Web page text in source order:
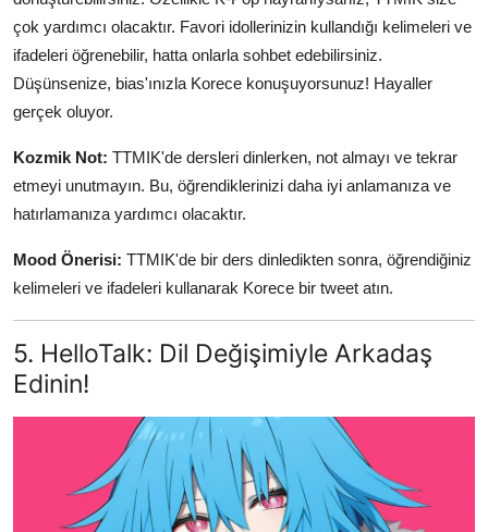
çok yardımcı olacaktır. Favori idollerinizin kullandığı kelimeleri ve
ifadeleri öğrenebilir, hatta onlarla sohbet edebilirsiniz.
Düşünsenize, bias'ınızla Korece konuşuyorsunuz! Hayaller
gerçek oluyor.
Kozmik Not: TTMIK'de dersleri dinlerken, not almayı ve tekrar
etmeyi unutmayın. Bu, öğrendiklerinizi daha iyi anlamanıza ve
hatırlamanıza yardımcı olacaktır.
Mood Önerisi: TTMIK'de bir ders dinledikten sonra, öğrendiğiniz
kelimeleri ve ifadeleri kullanarak Korece bir tweet atın.
5. HelloTalk: Dil Değişimiyle Arkadaş
Edinin!